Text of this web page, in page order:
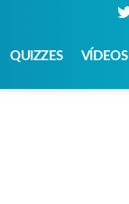
QUIZZES VÍDEOS